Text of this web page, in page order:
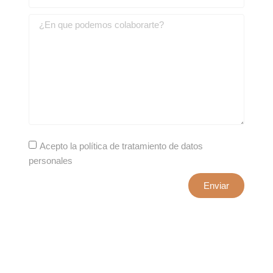
Acepto la política de tratamiento de datos
personales
Enviar